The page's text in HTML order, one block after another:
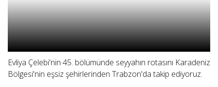
Evliya Çelebi'nin 45. bölümünde seyyahın rotasını Karadeniz
Bölgesi'nin eşsiz şehirlerinden Trabzon'da takip ediyoruz.